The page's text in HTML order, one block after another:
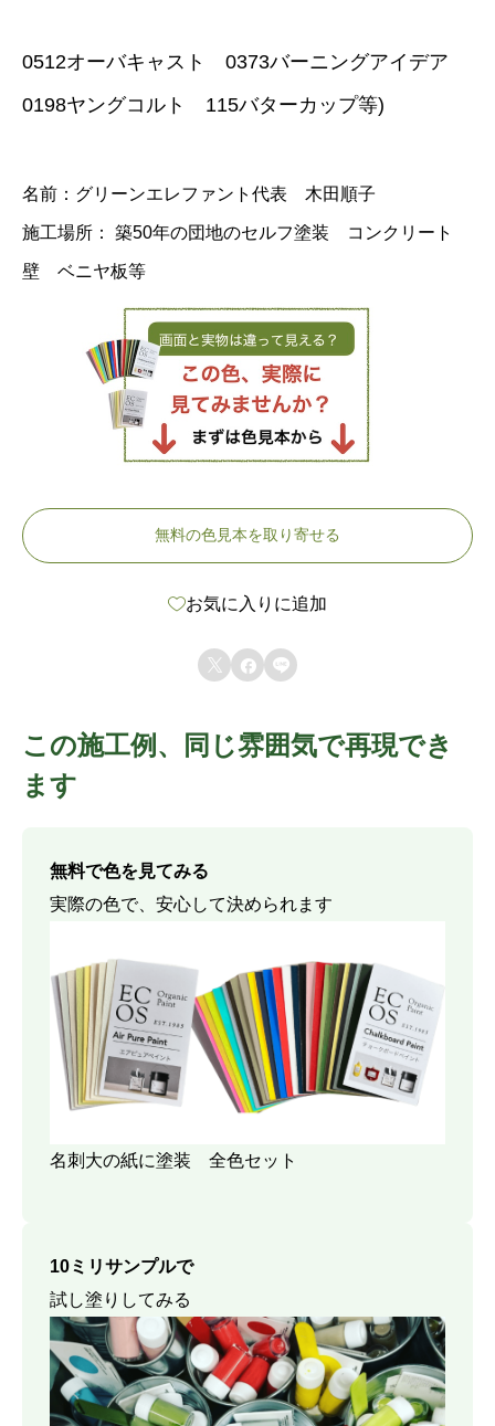
0512オーバキャスト 0373バーニングアイデア
0198ヤングコルト 115バターカップ等)
名前：グリーンエレファント代表 木田順子
施工場所： 築50年の団地のセルフ塗装 コンクリート
壁 ベニヤ板等
無料の色見本を取り寄せる
お気に入りに追加
  
この施工例、同じ雰囲気で再現でき
ます
無料で色を見てみる
実際の色で、安心して決められます
名刺大の紙に塗装 全色セット
10ミリサンプルで
試し塗りしてみる